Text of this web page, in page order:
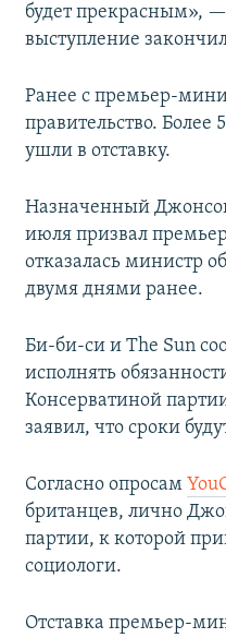
будет прекрасным»,
выступление
Ранее с премьер-
правительство.
ушли в отставку.
Назначенный
июля призвал
отказалась министр
двумя днями ранее.
Би-би-си и The Sun
исполнять
Консерватиной
заявил, что сроки
Согласно опросам
британцев, лично
партии, к которой
социологи.
Отставка премьер-